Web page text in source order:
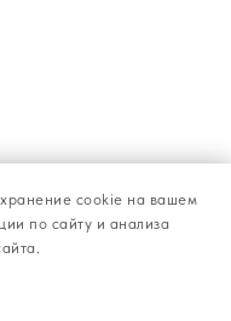
cookie на вашем
по сайту и анализа